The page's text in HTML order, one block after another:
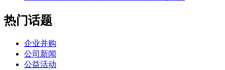
热门话题
企业并购
公司新闻
公益活动